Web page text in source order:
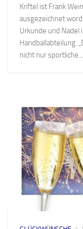
Kriftel ist Frank
ausgezeichnet
Urkunde und
Handballabteilung.
nicht nur sportliche...